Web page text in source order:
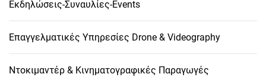
Εκδηλώσεις-Συναυλίες-Events
Επαγγελματικές Υπηρεσίες Drone & Videography
Ντοκιμαντέρ & Κινηματογραφικές Παραγωγές